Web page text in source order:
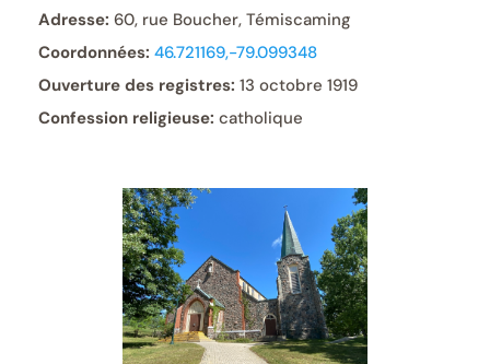
Adresse: 60, rue Boucher, Témiscaming
Coordonnées: 46.721169,-79.099348
Ouverture des registres: 13 octobre 1919
Confession religieuse: catholique